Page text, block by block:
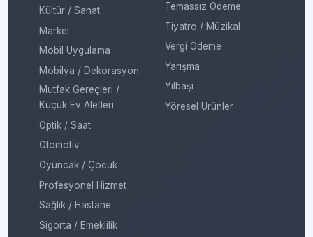
Kültür / Sanat
Market
Mobil Uygulama
Mobilya / Dekorasyon
Mutfak Gereçleri /
Küçük Ev Aletleri
Optik / Saat
Otomotiv
Oyuncak / Çocuk
Profesyonel Hizmet
Sağlık / Hastane
Sigorta / Emeklilik
Temassız Ödeme
Tiyatro / Müzikal
Vergi Ödeme
Yarışma
Yılbaşı
Yöresel Ürünler